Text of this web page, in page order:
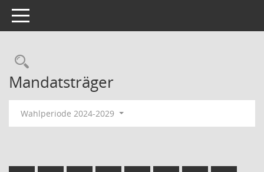
Toggle navigation
Rechercheauswahl
Mandatsträger
Wahlperiode 2024-2029